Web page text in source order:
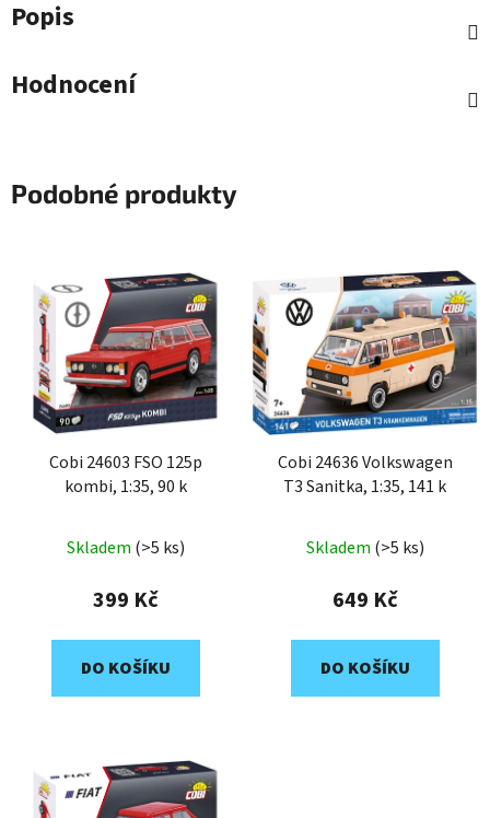
Popis
Hodnocení
Podobné produkty
Cobi 24603 FSO 125p
kombi, 1:35, 90 k
Skladem (>5 ks)
399 Kč
DO KOŠÍKU
Cobi 24636 Volkswagen
T3 Sanitka, 1:35, 141 k
Skladem (>5 ks)
649 Kč
DO KOŠÍKU